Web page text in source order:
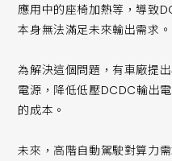
應用中的座椅加熱等，導致
本身無法滿足未來輸出需求。
為解決這個問題，有車廠提
電源，降低低壓DCDC輸出
的成本。
未來，高階自動駕駛對算力